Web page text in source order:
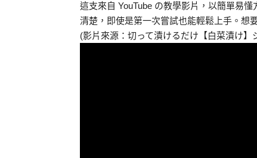
這支來自 YouTube の教學影片，以簡單易
清楚，即使是第一次嘗試也能輕鬆上手。想
(影片來源：切って漬けるだけ【白菜漬け】